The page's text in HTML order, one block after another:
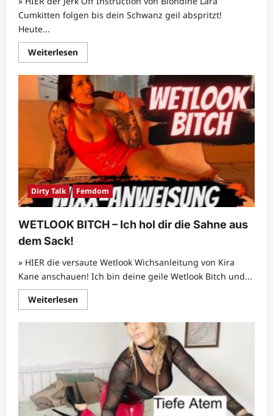
Cumkitten folgen bis dein Schwanz geil abspritzt!
Heute...
WeiterlesenMehr
Informationen
Lara
CumKitten
Jerk
Off
Instruction
|
Womit
bringe
ich
dich
zum
abspritzen?
Dirty Talk Femdom
WETLOOK BITCH – Ich hol dir die Sahne aus
dem Sack!
» HIER die versaute Wetlook Wichsanleitung von Kira
Kane anschauen! Ich bin deine geile Wetlook Bitch und...
WeiterlesenMehr
Informationen
WETLOOK
dir
die
Sahne
aus
dem
Sack!